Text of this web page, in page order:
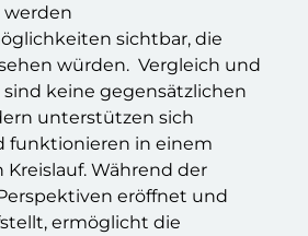
sichtbar, die
würden. Vergleich und
keine gegensätzlichen
unterstützen sich
funktionieren in einem
Während der
eröffnet und
ermöglicht die